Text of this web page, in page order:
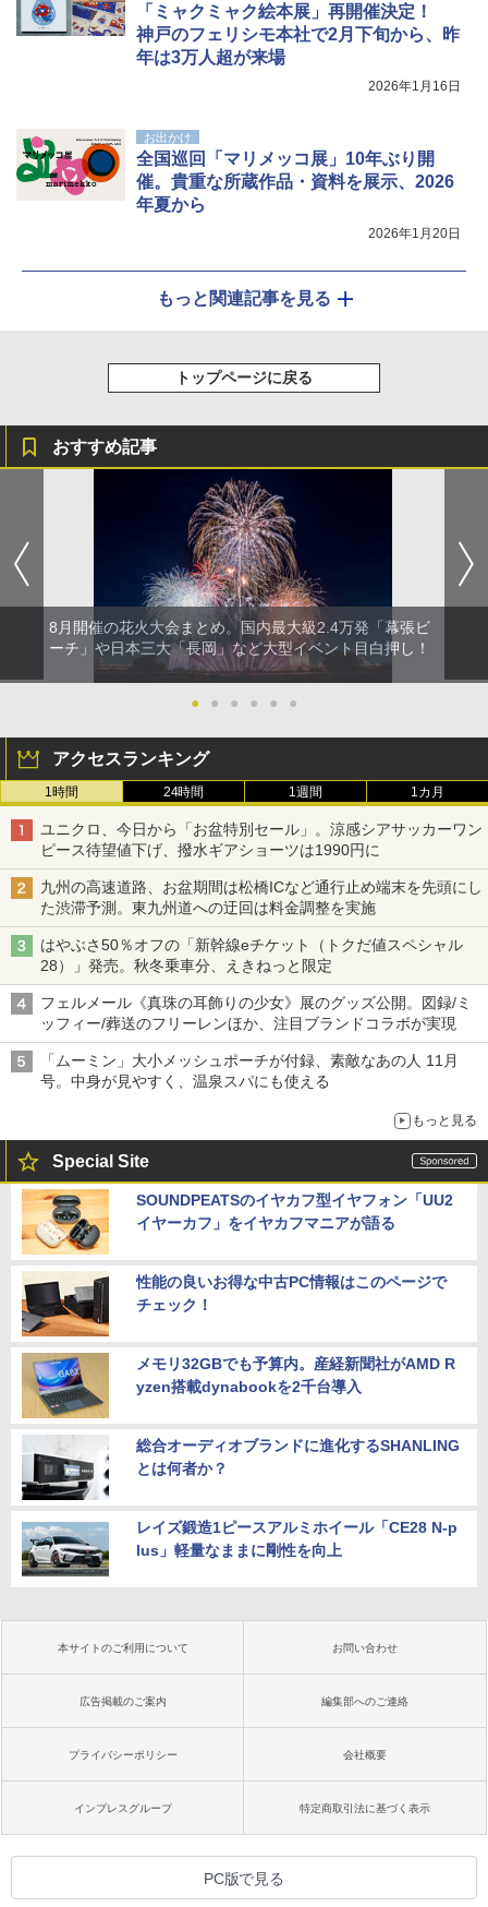
「ミャクミャク絵本展」再開催決定！
神戸のフェリシモ本社で2月下旬から、昨
年は3万人超が来場
2026年1月16日
お出かけ
全国巡回「マリメッコ展」10年ぶり開
催。貴重な所蔵作品・資料を展示、2026
年夏から
2026年1月20日
もっと関連記事を見る
トップページに戻る
おすすめ記事
8月開催の花火大会まとめ。国内最大級2.4万発「幕張ビ
ーチ」や日本三大「長岡」など大型イベント目白押し！
● ● ● ● ● ●
アクセスランキング
1時間 24時間 1週間 1カ月
ユニクロ、今日から「お盆特別セール」。涼感シアサッカーワン
ピース待望値下げ、撥水ギアショーツは1990円に
九州の高速道路、お盆期間は松橋ICなど通行止め端末を先頭にし
た渋滞予測。東九州道への迂回は料金調整を実施
はやぶさ50％オフの「新幹線eチケット（トクだ値スペシャル
28）」発売。秋冬乗車分、えきねっと限定
フェルメール《真珠の耳飾りの少女》展のグッズ公開。図録/ミ
ッフィー/葬送のフリーレンほか、注目ブランドコラボが実現
「ムーミン」大小メッシュポーチが付録、素敵なあの人 11月
号。中身が見やすく、温泉スパにも使える
もっと見る
Special Site
SOUNDPEATSのイヤカフ型イヤフォン「UU2
イヤーカフ」をイヤカフマニアが語る
性能の良いお得な中古PC情報はこのページで
チェック！
メモリ32GBでも予算内。産経新聞社がAMD R
yzen搭載dynabookを2千台導入
総合オーディオブランドに進化するSHANLING
とは何者か？
レイズ鍛造1ピースアルミホイール「CE28 N-p
lus」軽量なままに剛性を向上
本サイトのご利用について お問い合わせ
広告掲載のご案内 編集部へのご連絡
プライバシーポリシー 会社概要
インプレスグループ 特定商取引法に基づく表示
PC版で見る